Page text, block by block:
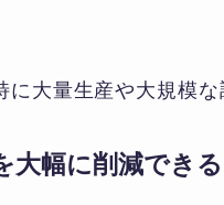
大量生産や大規模
大幅に削減できる